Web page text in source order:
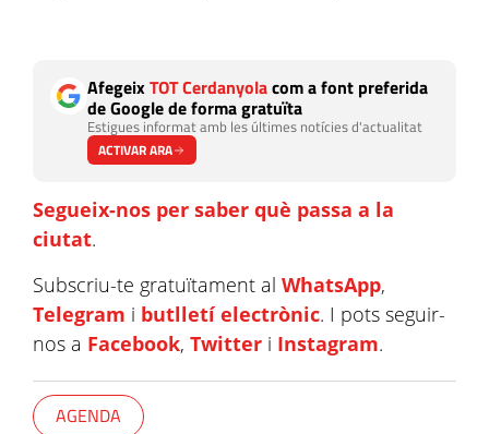
AfegeixTOT Cerdanyolacom a font preferida
de Google de forma gratuïta
Estigues informat amb les últimes notícies d'actualitat
ACTIVAR ARA
Segueix-nos per saber què passa a la
ciutat.
Subscriu-te gratuïtament al WhatsApp,
Telegram i butlletí electrònic. I pots seguir-
nos a Facebook, Twitter i Instagram.
AGENDA